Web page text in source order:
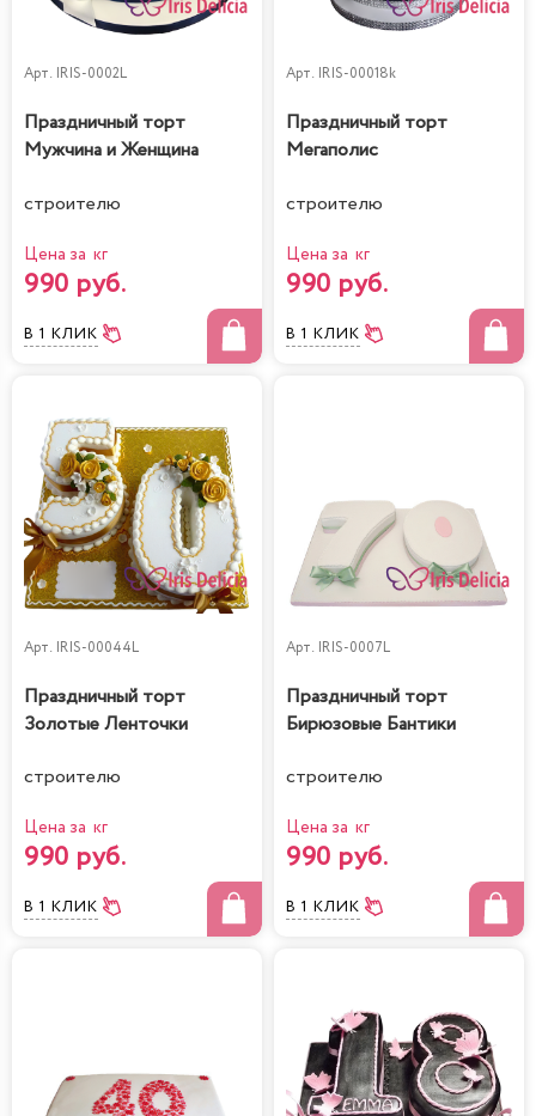
Арт. IRIS-0002L
Праздничный торт
Мужчина и Женщина
строителю
Цена за кг
990 руб.
В 1 КЛИК
Арт. IRIS-00018k
Праздничный торт
Мегаполис
строителю
Цена за кг
990 руб.
В 1 КЛИК
Арт. IRIS-00044L
Праздничный торт
Золотые Ленточки
строителю
Цена за кг
990 руб.
В 1 КЛИК
Арт. IRIS-0007L
Праздничный торт
Бирюзовые Бантики
строителю
Цена за кг
990 руб.
В 1 КЛИК